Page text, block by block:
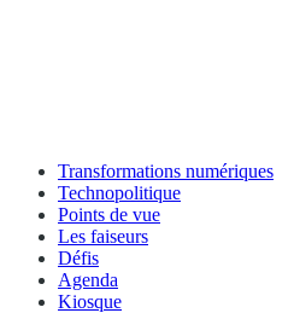
Transformations numériques
Technopolitique
Points de vue
Les faiseurs
Défis
Agenda
Kiosque